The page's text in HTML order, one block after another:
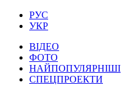
РУС
УКР
ВІДЕО
ФОТО
НАЙПОПУЛЯРНІШІ
СПЕЦПРОЕКТИ